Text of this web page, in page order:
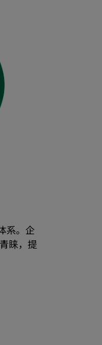
系。企
睐，提